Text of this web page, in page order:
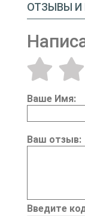
ОТЗЫВЫ И
Ваше Имя:
Ваш отзыв:
Введите